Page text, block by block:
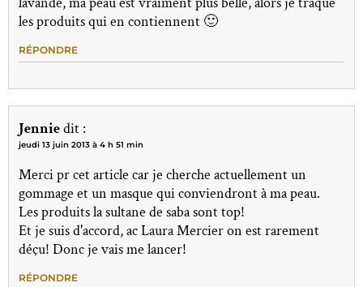
les produits qui en contiennent 🙂
RÉPONDRE
Jenniedit :
jeudi 13 juin 2013 à 4 h 51 min
Merci pr cet article car je cherche actuellement un
gommage et un masque qui conviendront à ma peau.
Les produits la sultane de saba sont top!
Et je suis d'accord, ac Laura Mercier on est rarement
déçu! Donc je vais me lancer!
RÉPONDRE